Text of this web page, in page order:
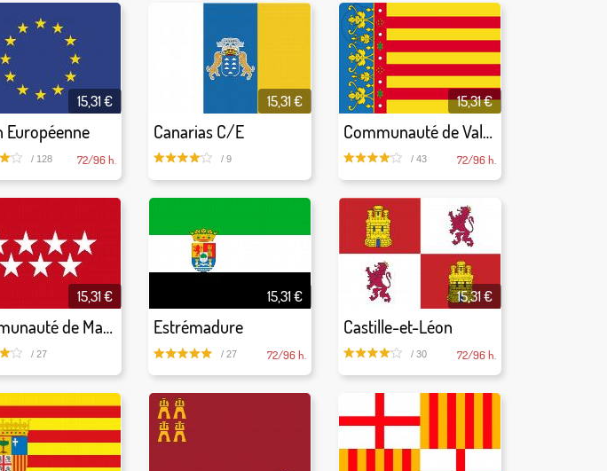
Européenne
15,31 €
/ 128 72/96 h.
Canarias C/E
15,31 €
/ 9
Communauté de Valence
15,31 €
/ 43 72/96 h.
Communauté de Madrid
15,31 €
/ 27
Estrémadure
15,31 €
/ 27 72/96 h.
Castille-et-Léon
15,31 €
/ 30 72/96 h.